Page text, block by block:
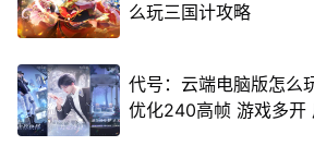
么玩三国计攻略
代号：云端电脑版怎么
优化240高帧 游戏多开